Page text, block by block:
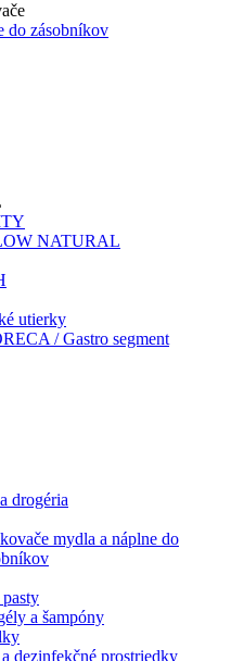
do zásobníkov
NATURAL
utierky
/ Gastro segment
drogéria
mydla a náplne do
a šampóny
dezinfekčné prostriedky